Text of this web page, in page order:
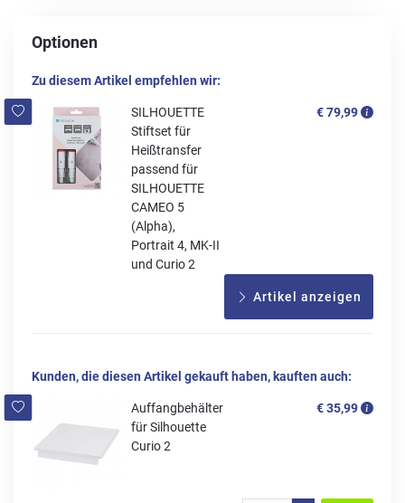
Optionen
Zu diesem Artikel empfehlen wir:
SILHOUETTE
Stiftset für
Heißtransfer
passend für
SILHOUETTE
CAMEO 5
(Alpha),
Portrait 4, MK-II
und Curio 2
€ 79,99
Artikel anzeigen
Kunden, die diesen Artikel gekauft haben, kauften auch:
Auffangbehälter
für Silhouette
Curio 2
€ 35,99